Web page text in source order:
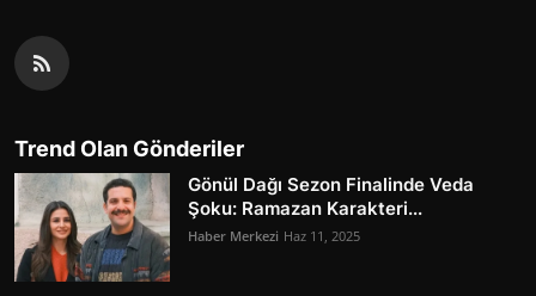
Trend Olan Gönderiler
Gönül Dağı Sezon Finalinde Veda
Şoku: Ramazan Karakteri...
Haber Merkezi Haz 11, 2025